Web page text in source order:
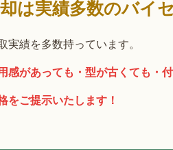
は実績多数のバイ
績を多数持っています。
があっても・型が古くても・
をご提示いたします！